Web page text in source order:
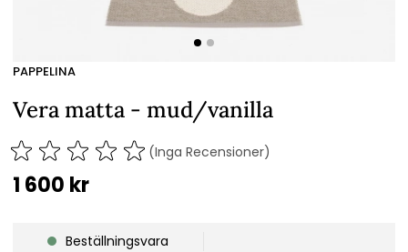
PAPPELINA
Vera matta - mud/vanilla
(Inga Recensioner)
1 600 kr
Beställningsvara